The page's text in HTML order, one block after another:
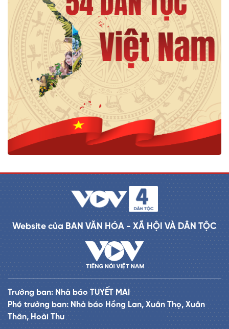
Website của BAN VĂN HÓA - XÃ HỘI VÀ DÂN TỘC
Trưởng ban: Nhà báo TUYẾT MAI
Phó trưởng ban: Nhà báo Hồng Lan, Xuân Thọ, Xuân
Thân, Hoài Thu